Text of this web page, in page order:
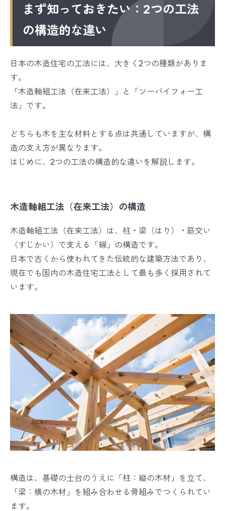
まず知っておきたい：2つの工法
の構造的な違い
日本の木造住宅の工法には、大きく2つの種類がありま
す。
「木造軸組工法（在来工法）」と「ツーバイフォー工
法」です。
どちらも木を主な材料とする点は共通していますが、構
造の支え方が異なります。
はじめに、2つの工法の構造的な違いを解説します。
木造軸組工法（在来工法）の構造
木造軸組工法（在来工法）は、柱・梁（はり）・筋交い
（すじかい）で支える「線」の構造です。
日本で古くから使われてきた伝統的な建築方法であり、
現在でも国内の木造住宅工法として最も多く採用されて
います。
構造は、基礎の土台のうえに「柱：縦の木材」を立て、
「梁：横の木材」を組み合わせる骨組みでつくられてい
ます。